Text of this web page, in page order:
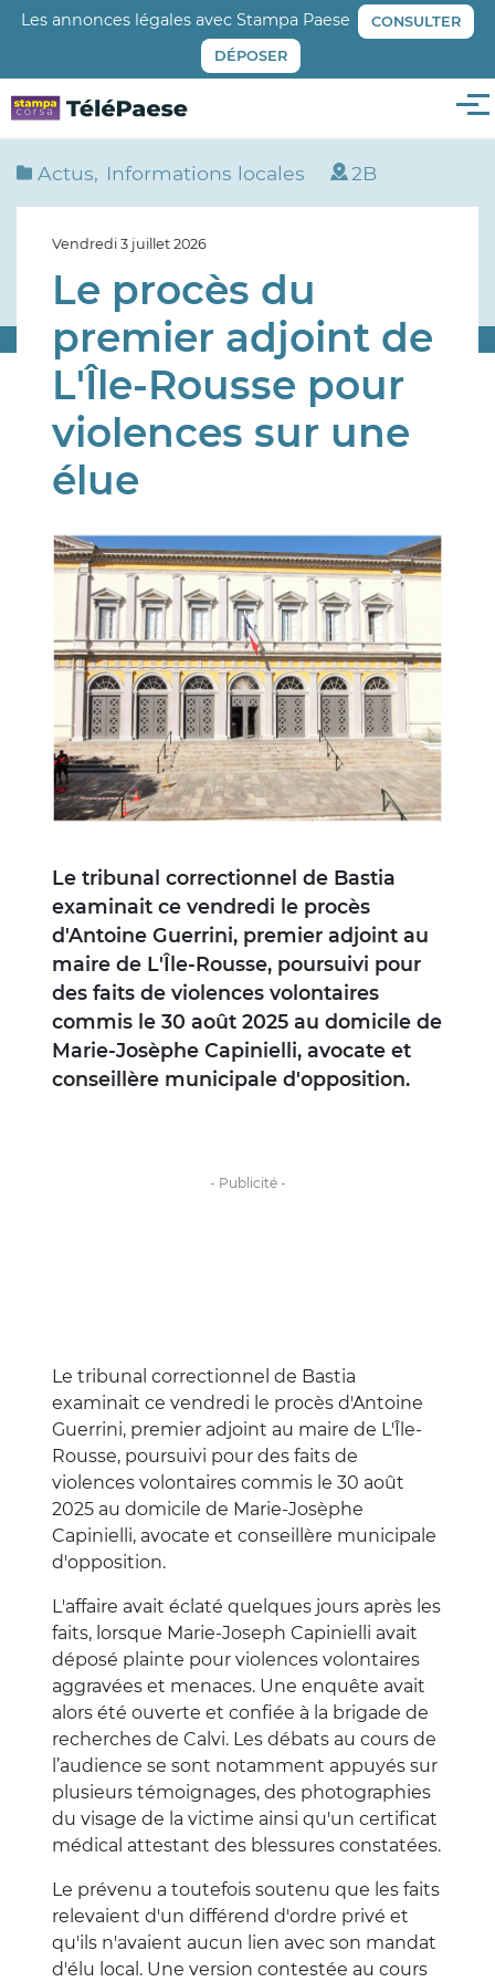
Aller
principal
Les annonces légales avec Stampa Paese CONSULTER
DÉPOSER
Actus Informations locales 2B
Vendredi 3 juillet 2026
Le procès du
premier adjoint de
L'Île-Rousse pour
violences sur une
élue
Image
Le tribunal correctionnel de Bastia
examinait ce vendredi le procès
d'Antoine Guerrini, premier adjoint au
maire de L'Île-Rousse, poursuivi pour
des faits de violences volontaires
commis le 30 août 2025 au domicile de
Marie-Josèphe Capinielli, avocate et
conseillère municipale d'opposition.
Le tribunal correctionnel de Bastia
examinait ce vendredi le procès d'Antoine
Guerrini, premier adjoint au maire de L'Île-
Rousse, poursuivi pour des faits de
violences volontaires commis le 30 août
2025 au domicile de Marie-Josèphe
Capinielli, avocate et conseillère municipale
d'opposition.
L'affaire avait éclaté quelques jours après les
faits, lorsque Marie-Joseph Capinielli avait
déposé plainte pour violences volontaires
aggravées et menaces. Une enquête avait
alors été ouverte et confiée à la brigade de
recherches de Calvi. Les débats au cours de
l’audience se sont notamment appuyés sur
plusieurs témoignages, des photographies
du visage de la victime ainsi qu'un certificat
médical attestant des blessures constatées.
Le prévenu a toutefois soutenu que les faits
relevaient d'un différend d'ordre privé et
qu'ils n'avaient aucun lien avec son mandat
d'élu local. Une version contestée au cours